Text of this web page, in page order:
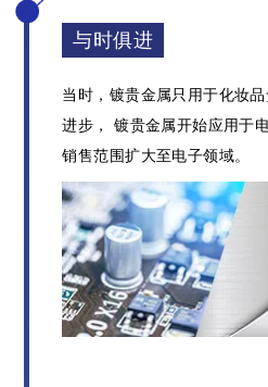
与时俱进
当时，镀贵金属只用于化妆
进步，
镀贵金属开始应用于
销售范围扩大至电子领域。